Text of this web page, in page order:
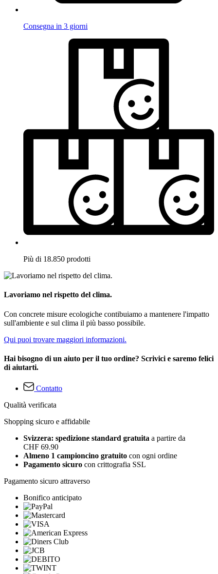
Consegna in 3 giorni
Più di 18.850 prodotti
Lavoriamo nel rispetto del clima.
Con concrete misure ecologiche contibuiamo a mantenere l'impatto
sull'ambiente e sul clima il più basso possibile.
Qui puoi trovare maggiori informazioni.
Hai bisogno di un aiuto per il tuo ordine? Scrivici e saremo felici
di aiutarti.
Contatto
Qualità verificata
Shopping sicuro e affidabile
Svizzera: spedizione standard gratuita a partire da
CHF 69.90
Almeno 1 campioncino gratuito con ogni ordine
Pagamento sicuro con crittografia SSL
Pagamento sicuro attraverso
Bonifico anticipato